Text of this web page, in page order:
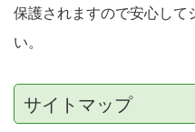
保護されますので安心して
い。
サイトマップ